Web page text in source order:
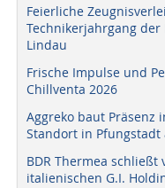
Feierliche
Technikerjahrgang
Lindau
Frische Impulse und
Chillventa 2026
Aggreko baut Präsenz
Standort in Pfungstadt
BDR Thermea
italienischen G.I.